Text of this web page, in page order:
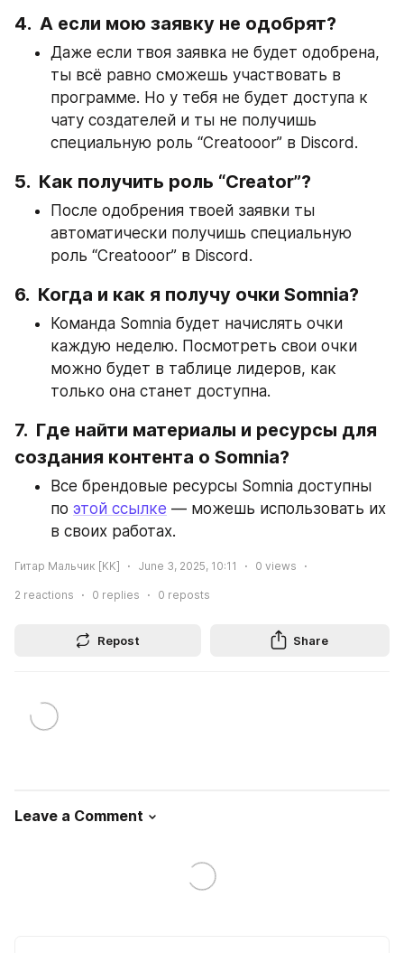
4.  А если мою заявку не одобрят?
Даже если твоя заявка не будет одобрена,
ты всё равно сможешь участвовать в
программе. Но у тебя не будет доступа к
чату создателей и ты не получишь
специальную роль “Creatooor” в Discord.
5.  Как получить роль “Creator”?
После одобрения твоей заявки ты
автоматически получишь специальную
роль “Creatooor” в Discord.
6.  Когда и как я получу очки Somnia?
Команда Somnia будет начислять очки
каждую неделю. Посмотреть свои очки
можно будет в таблице лидеров, как
только она станет доступна.
7.  Где найти материалы и ресурсы для
создания контента о Somnia?
Все брендовые ресурсы Somnia доступны
по этой ссылке — можешь использовать их
в своих работах.
Гитар Мальчик [KK] June 3, 2025, 10:11 0 views
2 reactions 0 replies 0 reposts
Repost Share
Leave a Comment